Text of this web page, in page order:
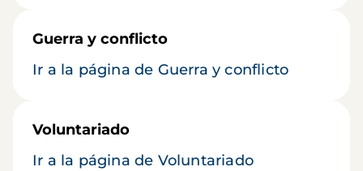
Guerra y conflicto
Ir a la página de Guerra y conflicto
Voluntariado
Ir a la página de Voluntariado